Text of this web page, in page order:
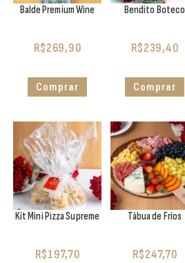
Balde Premium Wine
R$269,90
Comprar
Bendito Boteco
R$239,40
Comprar
Kit Mini Pizza Supreme
R$197,70
Tábua de Frios
R$247,70